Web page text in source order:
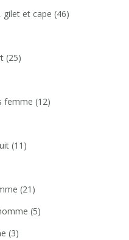
gilet et cape (46)
(25)
femme (12)
(11)
(21)
(5)
(3)